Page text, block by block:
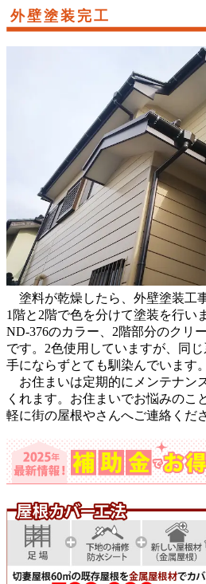
外壁塗装完工
塗料が乾燥したら、外壁塗装工
1階と2階で色を分けて塗装を行い
ND-376のカラー、2階部分のクリ
です。2色使用していますが、同
手にならずとても馴染んでいます。
お住まいは定期的にメンテナン
くれます。お住まいでお悩みのこ
軽に街の屋根やさんへご連絡くだ